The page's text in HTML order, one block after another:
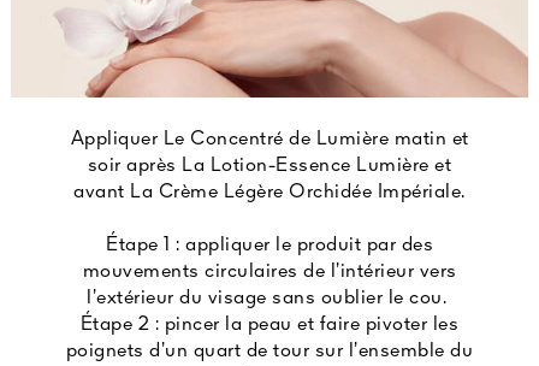
Appliquer Le Concentré de Lumière matin et
soir après La Lotion-Essence Lumière et
avant La Crème Légère Orchidée Impériale.
Étape 1 : appliquer le produit par des
mouvements circulaires de l’intérieur vers
l’extérieur du visage sans oublier le cou.
Étape 2 : pincer la peau et faire pivoter les
poignets d’un quart de tour sur l’ensemble du